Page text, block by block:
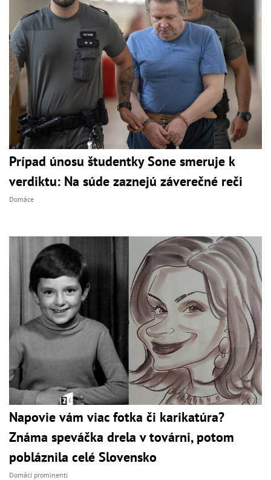
Prípad únosu študentky Sone smeruje k
verdiktu: Na súde zaznejú záverečné reči
Domáce
Napovie vám viac fotka či karikatúra?
Známa speváčka drela v továrni, potom
pobláznila celé Slovensko
Domáci prominenti